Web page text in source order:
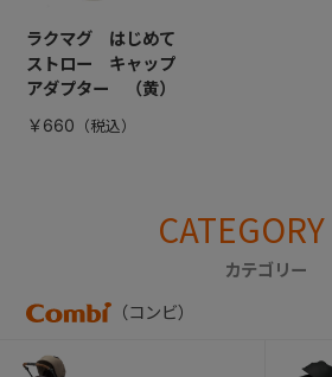
ラクマグ はじめて
ストロー キャップ
アダプター （黄）
￥660
CATEGORY
カテゴリー
（コンビ）